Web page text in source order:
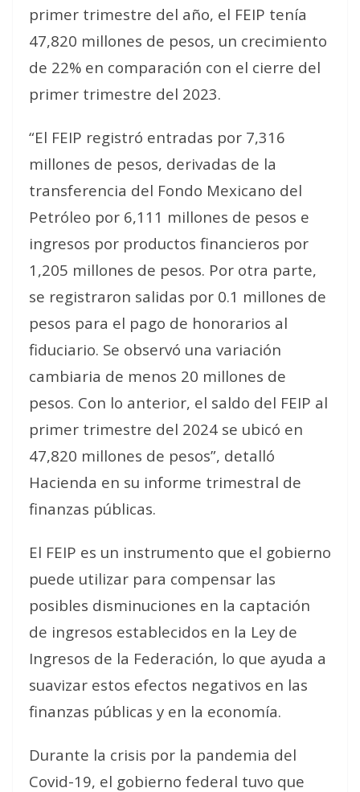
primer trimestre del año, el FEIP tenía
47,820 millones de pesos, un crecimiento
de 22% en comparación con el cierre del
primer trimestre del 2023.
“El FEIP registró entradas por 7,316
millones de pesos, derivadas de la
transferencia del Fondo Mexicano del
Petróleo por 6,111 millones de pesos e
ingresos por productos financieros por
1,205 millones de pesos. Por otra parte,
se registraron salidas por 0.1 millones de
pesos para el pago de honorarios al
fiduciario. Se observó una variación
cambiaria de menos 20 millones de
pesos. Con lo anterior, el saldo del FEIP al
primer trimestre del 2024 se ubicó en
47,820 millones de pesos”, detalló
Hacienda en su informe trimestral de
finanzas públicas.
El FEIP es un instrumento que el gobierno
puede utilizar para compensar las
posibles disminuciones en la captación
de ingresos establecidos en la Ley de
Ingresos de la Federación, lo que ayuda a
suavizar estos efectos negativos en las
finanzas públicas y en la economía.
Durante la crisis por la pandemia del
Covid-19, el gobierno federal tuvo que